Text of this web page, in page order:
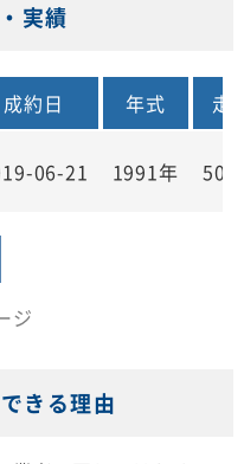
実績
成約日 年式
走
06-21 1991年
ジ
きる理由